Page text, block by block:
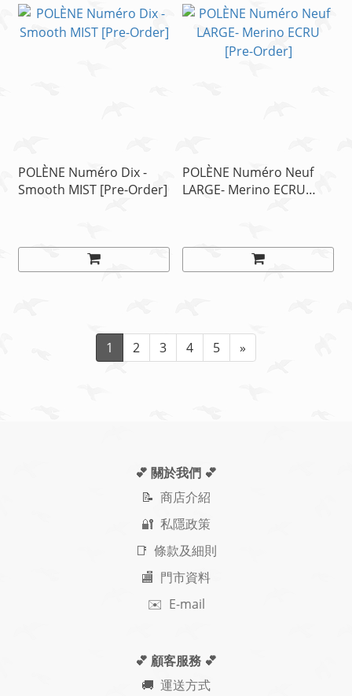
POLÈNE Numéro Dix -
Smooth MIST [Pre-Order]
POLÈNE Numéro Neuf
LARGE- Merino ECRU
1 2 3 4 5 »
💕 關於我們 💕
📝 商店介紹
🔐 私隱政策
📑 條款及細則
🏬 門市資料
✉️ E-mail
💕 顧客服務 💕
🚚 運送方式